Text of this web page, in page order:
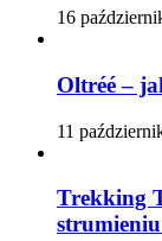
16
Oltréé –
11
Trekking
strumieniu